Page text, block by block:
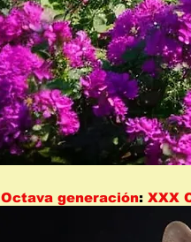
Octava generación: XXX